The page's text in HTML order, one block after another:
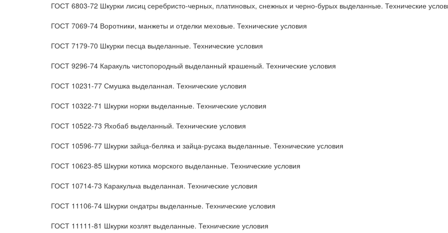
ГОСТ 6803-72 Шкурки лисиц серебристо-черных, платиновых, снежных и черно-бурых выделанные. Технические
ГОСТ 7069-74 Воротники, манжеты и отделки меховые. Технические условия
ГОСТ 7179-70 Шкурки песца выделанные. Технические условия
ГОСТ 9296-74 Каракуль чистопородный выделанный крашеный. Технические условия
ГОСТ 10231-77 Смушка выделанная. Технические условия
ГОСТ 10322-71 Шкурки норки выделанные. Технические условия
ГОСТ 10522-73 Яхобаб выделанный. Технические условия
ГОСТ 10596-77 Шкурки зайца-беляка и зайца-русака выделанные. Технические условия
ГОСТ 10623-85 Шкурки котика морского выделанные. Технические условия
ГОСТ 10714-73 Каракульча выделанная. Технические условия
ГОСТ 11106-74 Шкурки ондатры выделанные. Технические условия
ГОСТ 11111-81 Шкурки козлят выделанные. Технические условия